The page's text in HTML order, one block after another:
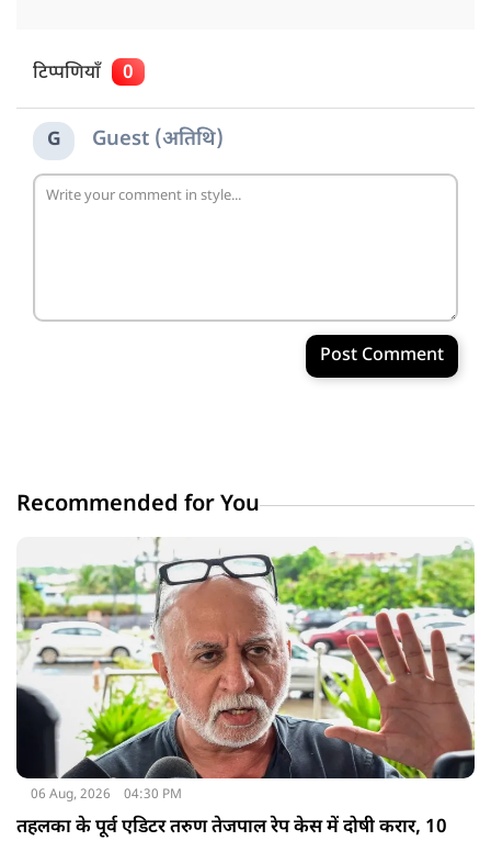
टिप्पणियाँ 0
G Guest (अतिथि)
Post Comment
Recommended for You
06 Aug, 2026 04:30 PM
तहलका के पूर्व एडिटर तरुण तेजपाल रेप केस में दोषी करार, 10